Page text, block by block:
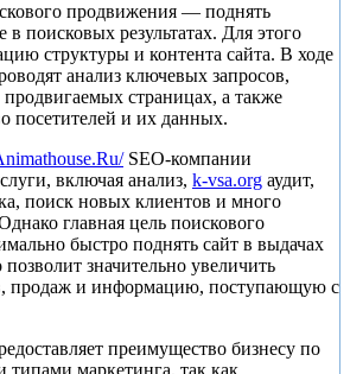
продвижения — поднять
поисковых результатах. Для этого
структуры и контента сайта. В ходе
анализ ключевых запросов,
продвигаемых страницах, а также
посетителей и их данных.
SEO-компании
включая анализ, k-vsa.org аудит,
поиск новых клиентов и много
главная цель поискового
быстро поднять сайт в выдачах
значительно увеличить
продаж и информацию, поступающую с
преимущество бизнесу по